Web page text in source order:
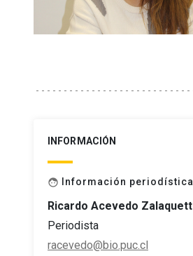
INFORMACIÓN
face Información periodística
Ricardo Acevedo Zalaquett
Periodista
racevedo@bio.puc.cl